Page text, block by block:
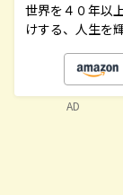
世界を４０年以
けする、人生を
AD